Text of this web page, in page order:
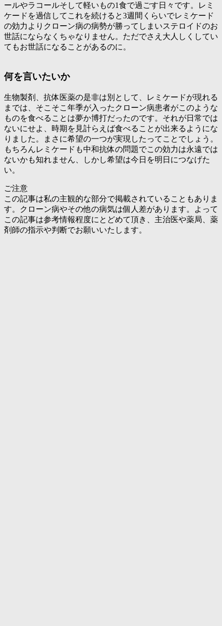
ールやラコールそして軽いもの1食で過ごす日々です。レミ
ケードを過信してこれを続けると3週間くらいでレミケード
の効力よりクローン病の病勢が勝ってしまいステロイドのお
世話にならなくちゃなりません。ただでさえ大人しくしてい
てもお世話になることがあるのに。
何を言いたいか
生物製剤、抗体医薬の是非は別として、レミケードが現れる
までは、そこそこ年季が入ったクローン病患者がこのような
ものを食べることは夢か博打だったのです。それが日常では
ないにせよ、時期を見計らえば食べることが出来るようにな
りました。まさに希望の一つが実現したってことでしょう。
もちろんレミケードも中和抗体の問題でこの効力は永遠では
ないかも知れません、しかし希望は今日を明日につなげた
い。
ご注意
この記事は私の主観的な部分で掲載されていることもありま
す。クローン病やその他の病気は個人差があります。よって
この記事は参考情報程度にとどめて頂き、主治医や薬局、薬
剤師の指示や判断でお願いいたします。